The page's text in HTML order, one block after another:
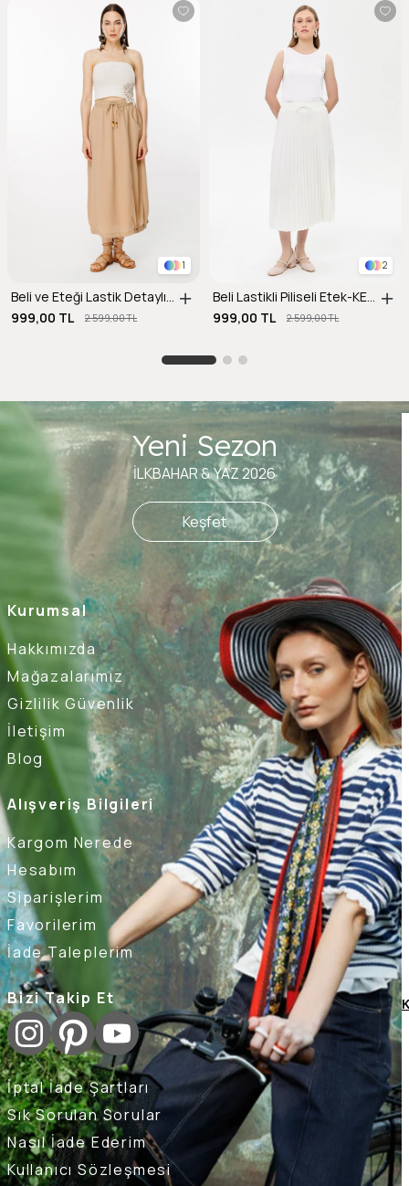
1
Beli ve Eteği Lastik Detaylı Keten Etek-CAMEL
999,00 TL
2.599,00 TL
2
Beli Lastikli Piliseli Etek-KEMIK
999,00 TL
2.599,00 TL
Kurumsal
Hakkımızda
Mağazalarımız
Gizlilik Güvenlik
İletişim
Blog
Alışveriş Bilgileri
Kargom Nerede
Hesabım
Siparişlerim
Favorilerim
İade Taleplerim
Bizi Takip Et
İptal İade Şartları
Sık Sorulan Sorular
Nasıl İade Ederim
Kullanıcı Sözleşmesi
Yeni Sezon
İLKBAHAR & YAZ 2026
Keşfet